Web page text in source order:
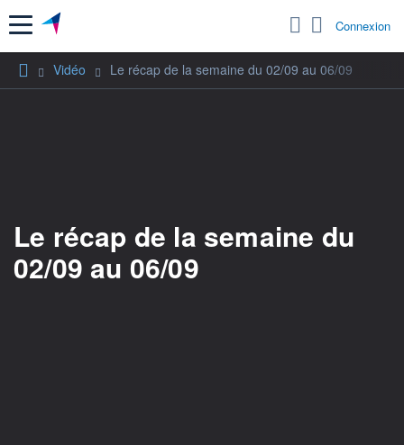
Menu Connexion
Vidéo Le récap de la semaine du 02/09 au 06/09
Le récap de la semaine du
02/09 au 06/09